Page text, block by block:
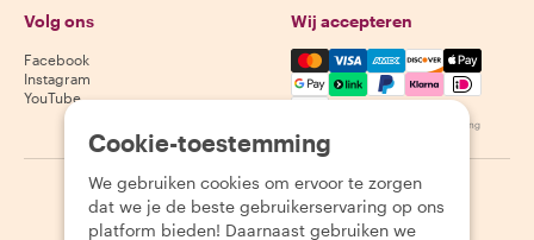
Volg ons
Facebook
Instagram
YouTube
Wij accepteren
Mastercard, Visa, Amex,
Beschikbaarheid varieert per bestemming
2026 Withlocals.com Privacybeleid Cookies
Cookie-toestemming
We gebruiken cookies om ervoor te zorgen
dat we je de beste gebruikerservaring op ons
platform bieden! Daarnaast gebruiken we